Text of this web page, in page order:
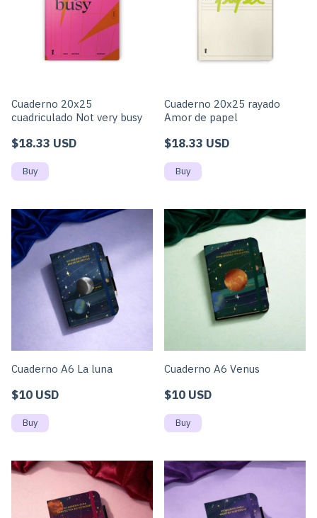
Cuaderno 20x25
cuadriculado Not very busy
$18.33 USD
Cuaderno 20x25 rayado
Amor de papel
$18.33 USD
Cuaderno A6 La luna
$10 USD
Cuaderno A6 Venus
$10 USD